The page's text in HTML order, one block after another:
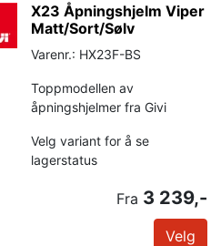
X23 Åpningshjelm Viper
Matt/Sort/Sølv
Varenr.: HX23F-BS
Toppmodellen av
åpningshjelmer fra Givi
Velg variant for å se
lagerstatus
Fra 3 239,-
Velg